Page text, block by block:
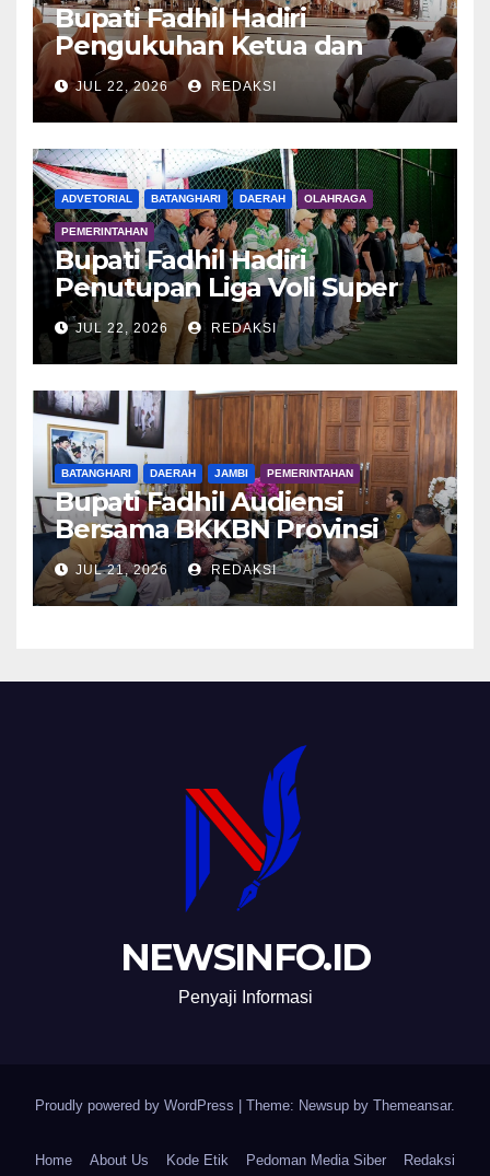
Bupati Fadhil Hadiri
Pengukuhan Ketua dan
Pengurus DWP Batang Hari
2026
JUL 22, 2026 REDAKSI
ADVETORIAL BATANGHARI DAERAH OLAHRAGA
PEMERINTAHAN
Bupati Fadhil Hadiri
Penutupan Liga Voli Super
Tangguh 2026
JUL 22, 2026 REDAKSI
BATANGHARI DAERAH JAMBI PEMERINTAHAN
Bupati Fadhil Audiensi
Bersama BKKBN Provinsi
Jambi
JUL 21, 2026 REDAKSI
NEWSINFO.ID
Penyaji Informasi
Proudly powered by WordPress Theme: Newsup by Themeansar.
Home About Us Kode Etik Pedoman Media Siber Redaksi